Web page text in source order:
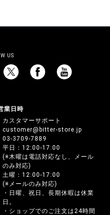
US
業日時
カスタマーサポート
customer@bitter-store.jp
03-3709-7889
平日：12:00-17:00
(※木曜は電話対応なし、メール
のみ対応)
土曜：12:00-17:00
(※メールのみ対応)
・日曜、祝日、長期休暇は休業
日。
・ショップでのご注文は24時間